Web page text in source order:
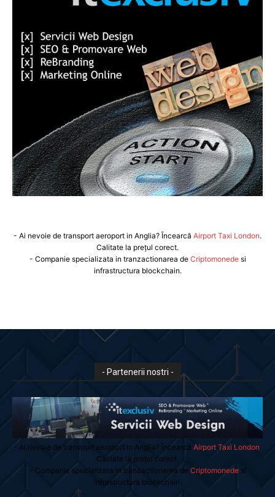
- Ai nevoie de transport aeroport in Anglia? Încearcă Airport Taxi London.
Calitate la prețul corect.
- Companie specializata in tranzactionarea de Criptomonedesi
infrastructura blockchain.
- Partenerii nostri -
- Ai nevoie de transport aeroport in Anglia? Încearcă Airport Taxi London
Calitate la prețul corect.
- Companie specializata in tranzactionarea de Criptomonedesi
infrastructura blockchain.